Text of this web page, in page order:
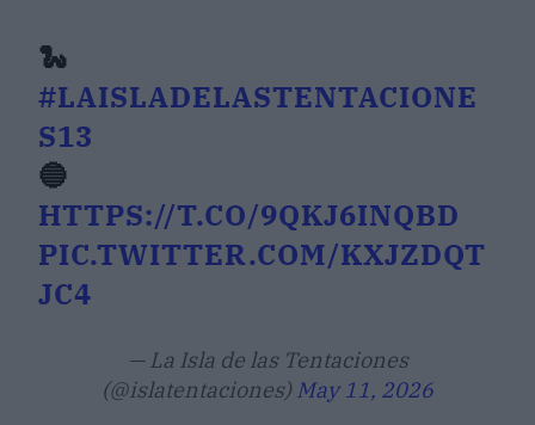
🐍
#LAISLADELASTENTACIONE
S13
🔵
HTTPS://T.CO/9QKJ6INQBD
PIC.TWITTER.COM/KXJZDQT
JC4
— La Isla de las Tentaciones
(@islatentaciones) May 11, 2026